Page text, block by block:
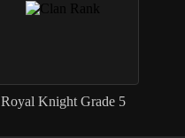
Royal Knight Grade 5